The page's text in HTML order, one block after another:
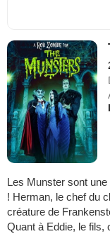
Les Munster sont
! Herman, le chef du
créature de
Quant à Eddie, le fils,